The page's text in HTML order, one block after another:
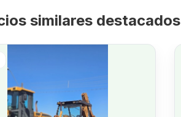
similares destacados